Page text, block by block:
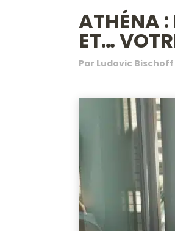
ATHÉNA :
ET…
Par Ludovic Bischoff